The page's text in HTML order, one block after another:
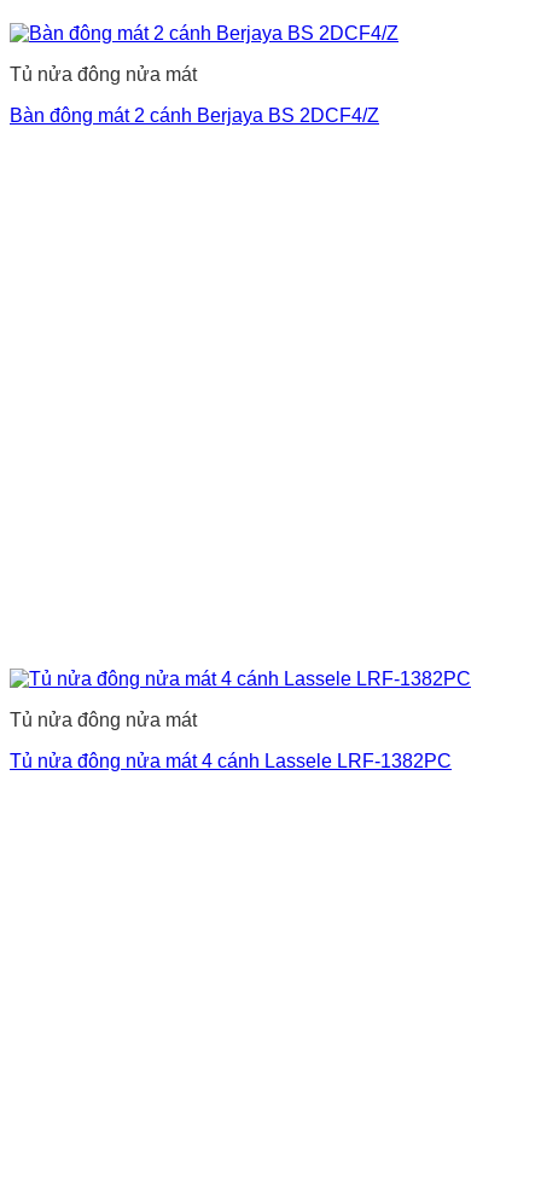
Tủ nửa đông nửa mát
Bàn đông mát 2 cánh Berjaya BS 2DCF4/Z
Tủ nửa đông nửa mát
Tủ nửa đông nửa mát 4 cánh Lassele LRF-1382PC